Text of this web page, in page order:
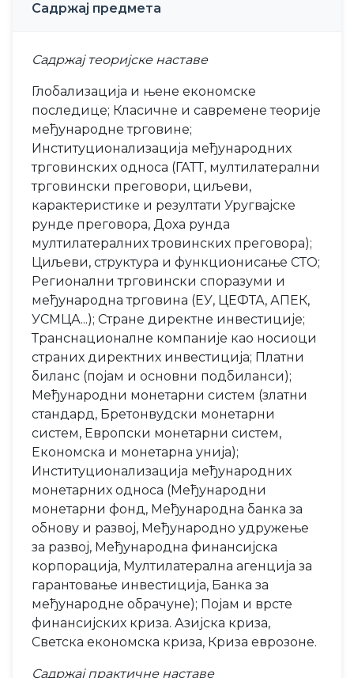
Садржај предмета
Садржај теоријске наставе
Глобализација и њене економске
последице; Класичне и савремене теорије
међународне трговине;
Институционализација међународних
трговинских односа (ГАТТ, мултилатерални
трговински преговори, циљеви,
карактеристике и резултати Уругвајске
рунде преговора, Доха рунда
мултилатералних тровинских преговора);
Циљеви, структура и функционисање СТО;
Регионални трговински споразуми и
међународна трговина (ЕУ, ЦЕФТА, АПЕК,
УСМЦА...); Стране директне инвестиције;
Транснационалне компаније као носиоци
страних директних инвестиција; Платни
биланс (појам и основни подбиланси);
Међународни монетарни систем (златни
стандард, Бретонвудски монетарни
систем, Европски монетарни систем,
Економска и монетарна унија);
Институционализација међународних
монетарних односа (Међународни
монетарни фонд, Међународна банка за
обнову и развој, Међународно удружење
за развој, Међународна финансијска
корпорација, Мултилатерална агенција за
гарантовање инвестиција, Банка за
међународне обрачуне); Појам и врсте
финансијских криза. Азијска криза,
Светска економска криза, Криза еврозоне.
Садржај практичне наставе